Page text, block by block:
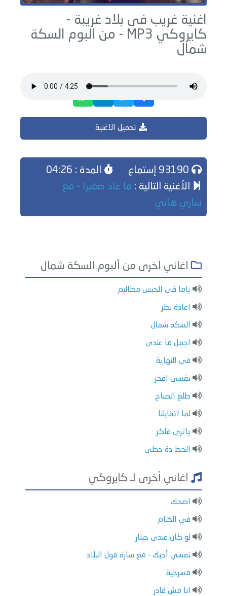
اغنية غريب فى بلاد غريبة -
كايروكي
السكة
شمال
تحميل الاغنية
المدة : 04:26
الأغنية التالية : ما عاد صغيرا - مع
ساري هاني
اغاني اخرى من ألبوم السكة شمال
ياما فى الحبس مظاليم
اعادة نظر
السكه شمال
اجمل ما عندى
فى النهاية
نفسى افجر
طلع الصباح
لما اتقابلنا
ياترى فاكر
الخط دة خطى
اغاني أخرى لـ كايروكي
اضحك
في الختام
لو كان عندى جيتار
نفسي أحبك - مع سارة مول البلاد
مسرحية
انا مش قادر